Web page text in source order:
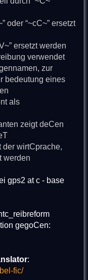
oder “~cC~” ersetzt
ersetzt werden
verwendet
zur
bedeutung eines
als
zeigt deCen
wirtCprache,
werden
gps2 at c - base
gegoCen:
:
fic/